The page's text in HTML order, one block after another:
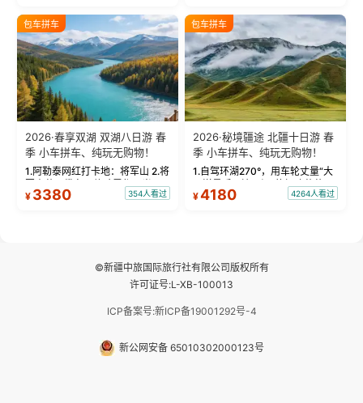
绝美瞬间。 赛湖坦克300跟车视
频：专业摄影师...
瓦人最大村落——禾木村，欣赏
晨雾与小木...
包车拼车
2026·春享双湖 双湖八日游 春
季 小车拼车、纯玩无购物！
1.阿勒泰网红打卡地：将军山 2.将
军山落日缆车，体验雪都风光 3.
将军山，夕阳派对，蹦迪party 4.
¥ 3380 354人看过
包车拼车
2026·秘境疆途 北疆十日游 春
季 小车拼车、纯玩无购物！
1.自驾环湖270°，用车轮丈量“大
西洋最后一滴眼泪”的极致蔚蓝，
让雪山、花海与深邃湖水在转弯
¥4180 4264人看过
©新疆中旅国际旅行社有限公司版权所有
许可证号:L-XB-100013
ICP备案号:新ICP备19001292号-4
新公网安备 65010302000123号